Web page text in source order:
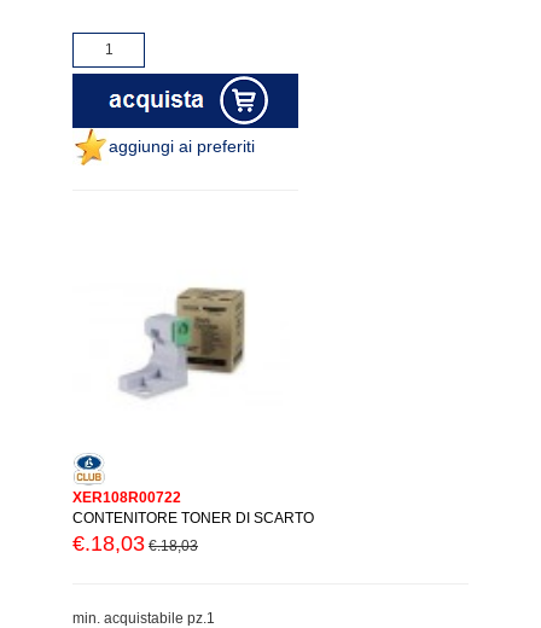
aggiungi ai preferiti
XER108R00722
CONTENITORE TONER DI SCARTO
€.18,03 €.18,03
min. acquistabile pz.1